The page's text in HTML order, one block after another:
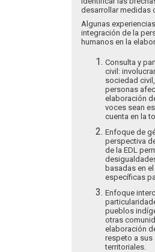
desarrollar medidas
Algunas
integración de la
humanos en la
Consulta y
civil:
sociedad
personas
elaboración
voces sean
cuenta en la
Enfoque de
perspectiva
de la EDL
basadas en
específicas
Enfoque
pueblos
otras
elaboración
respeto a sus
territoriales.